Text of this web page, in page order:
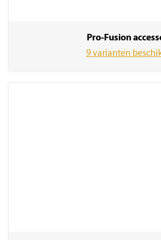
Pro-Fusion
9 varianten